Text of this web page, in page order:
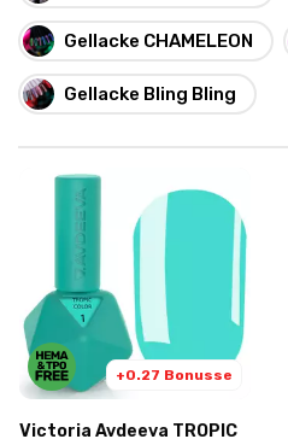
Gellacke CHAMELEON
Gellacke Bling Bling
+0.27 Bonusse
Victoria Avdeeva TROPIC